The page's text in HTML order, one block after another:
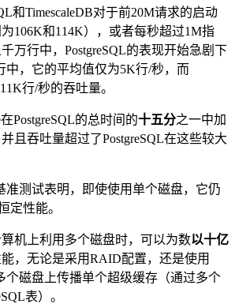
和TimescaleDB对于前20M请求的启动
106K和114K），或者每秒超过1M指
万行中，PostgreSQL的表现开始急剧下
中，它的平均值仅为5K行/秒，而
行/秒的吞吐量。
PostgreSQL的总时间的十五分之一中加
且吞吐量超过了PostgreSQL在这些较大
准测试表明，即使使用单个磁盘，它仍
定性能。
机上利用多个磁盘时，可以为数以十亿
，无论是采用RAID配置，还是使用
个磁盘上传播单个超级缓存（通过多个
表）。